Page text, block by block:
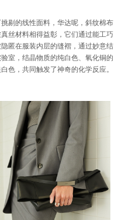
剔的线性面料，华达呢，斜纹棉布
丝材料相得益彰，它们通过能工巧
匿在服装内层的缝褶，通过妙意结
室，结晶物质的纯白色、氧化铜的
色，共同触发了神奇的化学反应。